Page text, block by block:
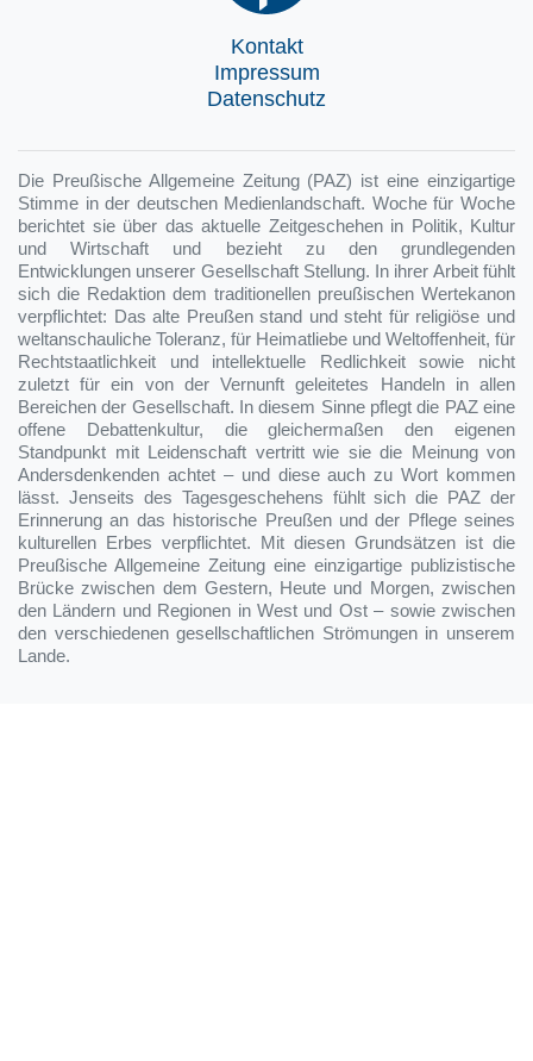
Kontakt
Impressum
Datenschutz
Die Preußische Allgemeine Zeitung (PAZ) ist eine einzigartige
Stimme in der deutschen Medienlandschaft. Woche für Woche
berichtet sie über das aktuelle Zeitgeschehen in Politik, Kultur
und Wirtschaft und bezieht zu den grundlegenden
Entwicklungen unserer Gesellschaft Stellung. In ihrer Arbeit fühlt
sich die Redaktion dem traditionellen preußischen Wertekanon
verpflichtet: Das alte Preußen stand und steht für religiöse und
weltanschauliche Toleranz, für Heimatliebe und Weltoffenheit, für
Rechtstaatlichkeit und intellektuelle Redlichkeit sowie nicht
zuletzt für ein von der Vernunft geleitetes Handeln in allen
Bereichen der Gesellschaft. In diesem Sinne pflegt die PAZ eine
offene Debattenkultur, die gleichermaßen den eigenen
Standpunkt mit Leidenschaft vertritt wie sie die Meinung von
Andersdenkenden achtet – und diese auch zu Wort kommen
lässt. Jenseits des Tagesgeschehens fühlt sich die PAZ der
Erinnerung an das historische Preußen und der Pflege seines
kulturellen Erbes verpflichtet. Mit diesen Grundsätzen ist die
Preußische Allgemeine Zeitung eine einzigartige publizistische
Brücke zwischen dem Gestern, Heute und Morgen, zwischen
den Ländern und Regionen in West und Ost – sowie zwischen
den verschiedenen gesellschaftlichen Strömungen in unserem
Lande.